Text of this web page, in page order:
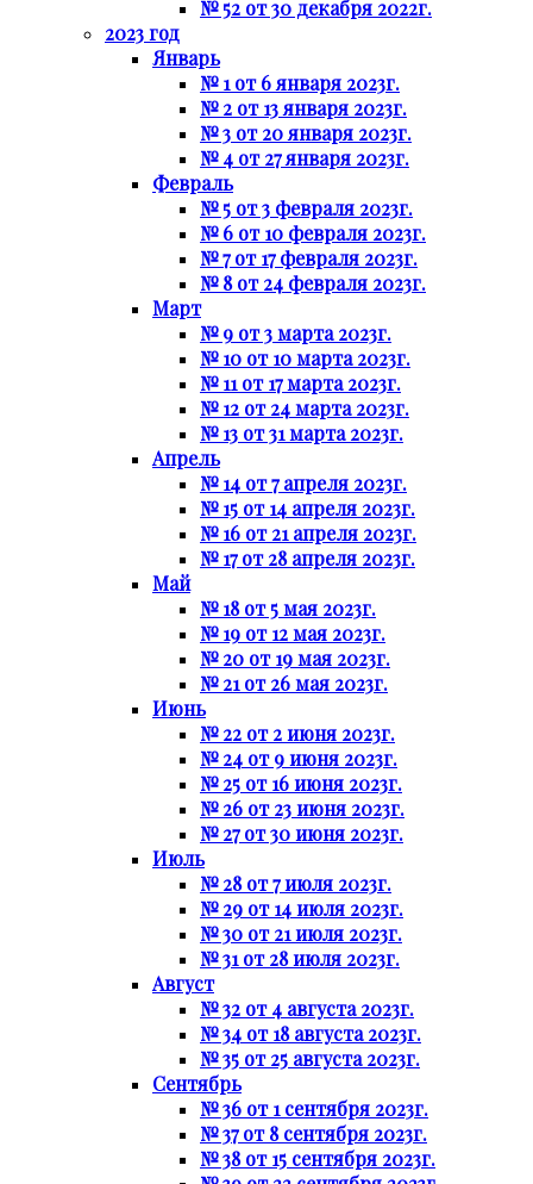
№ 52 от 30 декабря 2022г.
2023 год
Январь
№ 1 от 6 января 2023г.
№ 2 от 13 января 2023г.
№ 3 от 20 января 2023г.
№ 4 от 27 января 2023г.
Февраль
№ 5 от 3 февраля 2023г.
№ 6 от 10 февраля 2023г.
№ 7 от 17 февраля 2023г.
№ 8 от 24 февраля 2023г.
Март
№ 9 от 3 марта 2023г.
№ 10 от 10 марта 2023г.
№ 11 от 17 марта 2023г.
№ 12 от 24 марта 2023г.
№ 13 от 31 марта 2023г.
Апрель
№ 14 от 7 апреля 2023г.
№ 15 от 14 апреля 2023г.
№ 16 от 21 апреля 2023г.
№ 17 от 28 апреля 2023г.
Май
№ 18 от 5 мая 2023г.
№ 19 от 12 мая 2023г.
№ 20 от 19 мая 2023г.
№ 21 от 26 мая 2023г.
Июнь
№ 22 от 2 июня 2023г.
№ 24 от 9 июня 2023г.
№ 25 от 16 июня 2023г.
№ 26 от 23 июня 2023г.
№ 27 от 30 июня 2023г.
Июль
№ 28 от 7 июля 2023г.
№ 29 от 14 июля 2023г.
№ 30 от 21 июля 2023г.
№ 31 от 28 июля 2023г.
Август
№ 32 от 4 августа 2023г.
№ 34 от 18 августа 2023г.
№ 35 от 25 августа 2023г.
Сентябрь
№ 36 от 1 сентября 2023г.
№ 37 от 8 сентября 2023г.
№ 38 от 15 сентября 2023г.